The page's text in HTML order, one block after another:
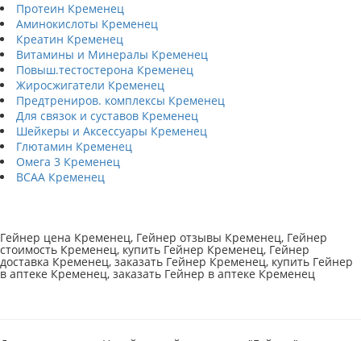
Протеин Кременец
Аминокислоты Кременец
Креатин Кременец
Витамины и Минералы Кременец
Повыш.тестостерона Кременец
Жиросжигатели Кременец
Предтрениров. комплексы Кременец
Для связок и суставов Кременец
Шейкеры и Аксессуары Кременец
Глютамин Кременец
Омега 3 Кременец
BCAA Кременец
Гейнер цена Кременец, Гейнер отзывы Кременец, Гейнер
стоимость Кременец, купить Гейнер Кременец, Гейнер
доставка Кременец, заказать Гейнер Кременец, купить Гейнер
в аптеке Кременец, заказать Гейнер в аптеке Кременец